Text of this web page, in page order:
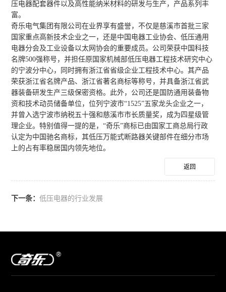
压电器配套器件以及高性能纳米材料的研发与生产，产品系列丰
富。
奇乐电气集团有限公司在业界享有盛誉，不仅是慈溪市首批三家
国家重点高新技术企业之一，还是中国电器工业协会、低压通用
电器分会及工业设备以太网协会的重要成员。公司荣获中国科技
名牌500强称号，并担任原国家机械部低压电器工程技术研究中心
的宁波分中心，同时拥有浙江省省级企业工程技术中心。其产品
荣获浙江省名牌产品、浙江省著名商标等称号，并具备浙江省武
器装备研发生产三级保密资格。此外，公司还是国防通用装备物
资和技术动员储备单位，位列宁波市“1525”五家龙头企业之一，
并曾入选宁波市纳税五十强和慈溪市市长质量奖，成为四星级管
理企业。特别值得一提的是，“奇乐”商标已由国家工商总局行政
认定为中国驰名商标，其低压万能式断路器关键部件在细分市场
上的占有率稳居国内领先地位。
返回
下一条：低压电器的行业发展